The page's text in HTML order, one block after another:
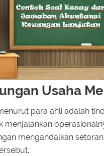
Usaha
para ahli adalah
menjalankan
mengandalkan